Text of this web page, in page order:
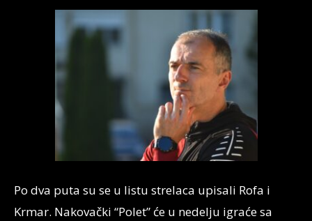
Po dva puta su se u listu strelaca upisali Rofa i
Krmar. Nakovački “Polet” će u nedelju igraće sa